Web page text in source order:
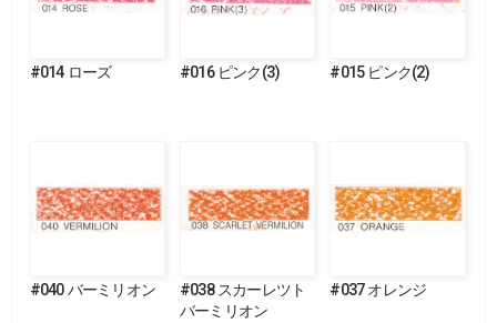
#014 ローズ #016 ピンク(3) #015 ピンク(2)
#040 バーミリオン
#038 スカーレツト
バーミリオン
#037 オレンジ